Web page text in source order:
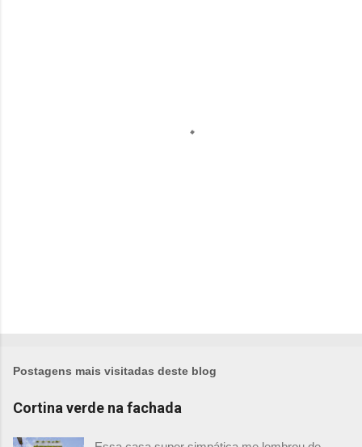
Postagens mais visitadas deste blog
Cortina verde na fachada